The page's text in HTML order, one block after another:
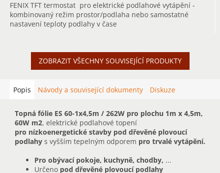
FENIX TFT termostat pro elektrické podlahové vytápění -
kombinovaný režim prostor/podlaha nebo samostatné
nastavení teploty podlahy v čase
ZOBRAZIT VŠECHNY SOUVISEJÍCÍ PRODUKTY
Popis Návody a související dokumenty Diskuze
Topná fólie ES 60-1x4,5m / 262W pro plochu 1m x 4,5m,
60W m2, elektrické podlahové topení
pro nízkoenergetické stavby pod dřevěné plovoucí
podlahy s vyšším tepelným odporem pro trvalé vytápění.
Pro obývací pokoje, kuchyně, chodby, ...
Určeno pod dřevěné plovoucí podlahy